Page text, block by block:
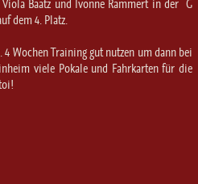
Baatz und Ivonne Rammert in der G
dem 4. Platz.
Wochen Training gut nutzen um dann bei
viele Pokale und Fahrkarten für die